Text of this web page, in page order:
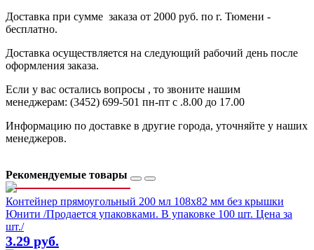
Доставка при сумме заказа от 2000 руб. по г. Тюмени -
бесплатно.
Доставка осуществляется на следующий рабочий день после
оформления заказа.
Если у вас остались вопросы , то звоните нашим
менеджерам: (3452) 699-501 пн-пт с .8.00 до 17.00
Информацию по доставке в другие города, уточняйте у наших
менеджеров.
Рекомендуемые товары
Контейнер прямоугольный 200 мл 108х82 мм без крышки
Юнити /Продается упаковками. В упаковке 100 шт. Цена за
шт./
3.29 руб.